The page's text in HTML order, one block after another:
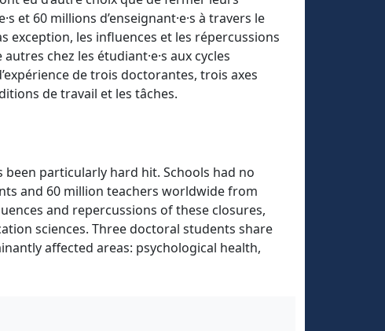
et 60 millions d’enseignant·e·s à travers le
exception, les influences et les répercussions
chez les étudiant·e·s aux cycles
de trois doctorantes, trois axes
de travail et les tâches.
particularly hard hit. Schools had no
and 60 million teachers worldwide from
and repercussions of these closures,
sciences. Three doctoral students share
affected areas: psychological health,